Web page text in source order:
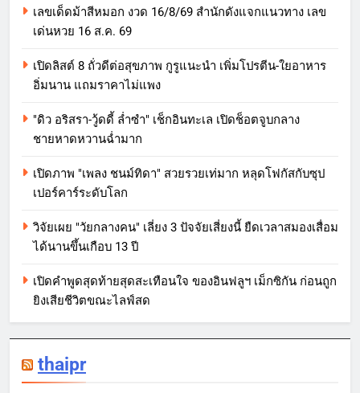
เลขเด็ดม้าสีหมอก งวด 16/8/69 สำนักดังแจกแนวทาง เลข
เด่นหวย 16 ส.ค. 69
เปิดลิสต์ 8 ถั่วดีต่อสุขภาพ กูรูแนะนำ เพิ่มโปรตีน-ใยอาหาร
อิ่มนาน แถมราคาไม่แพง
"ดิว อริสรา-วู้ดดี้ ล่ำซำ" เช็กอินทะเล เปิดช็อตจูบกลาง
ชายหาดหวานฉ่ำมาก
เปิดภาพ "เพลง ชนม์ทิดา" สวยรวยเท่มาก หลุดโฟกัสกับซุป
เปอร์คาร์ระดับโลก
วิจัยเผย "วัยกลางคน" เลี่ยง 3 ปัจจัยเสี่ยงนี้ ยืดเวลาสมองเสื่อม
ได้นานขึ้นเกือบ 13 ปี
เปิดคำพูดสุดท้ายสุดสะเทือนใจ ของอินฟลูฯ เม็กซิกัน ก่อนถูก
ยิงเสียชีวิตขณะไลฟ์สด
thaipr